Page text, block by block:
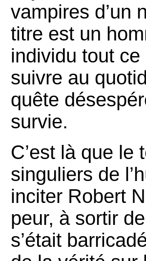
vampires d’un
titre est un
individu tout ce
suivre au
quête
survie.
C’est là que le
singuliers de
inciter Robert
peur, à sortir
s’était